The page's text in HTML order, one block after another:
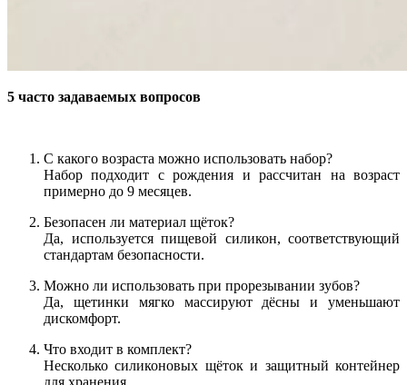
5 часто задаваемых вопросов
С какого возраста можно использовать набор?
Набор подходит с рождения и рассчитан на возраст
примерно до 9 месяцев.
Безопасен ли материал щёток?
Да, используется пищевой силикон, соответствующий
стандартам безопасности.
Можно ли использовать при прорезывании зубов?
Да, щетинки мягко массируют дёсны и уменьшают
дискомфорт.
Что входит в комплект?
Несколько силиконовых щёток и защитный контейнер
для хранения.